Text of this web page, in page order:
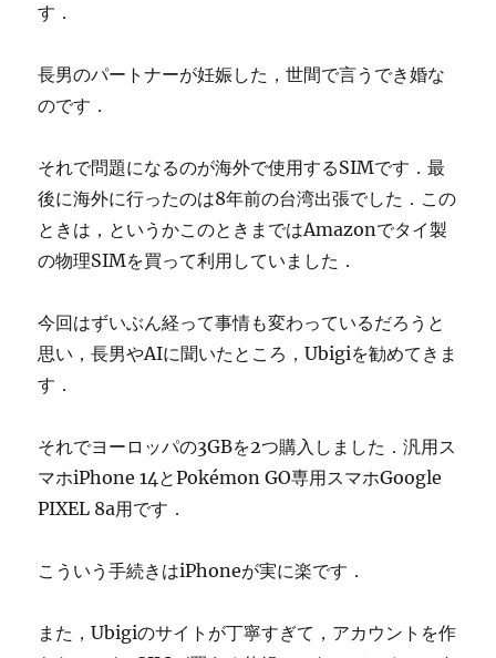
す．
長男のパートナーが妊娠した，世間で言うでき婚な
のです．
それで問題になるのが海外で使用するSIMです．最
後に海外に行ったのは8年前の台湾出張でした．この
ときは，というかこのときまではAmazonでタイ製
の物理SIMを買って利用していました．
今回はずいぶん経って事情も変わっているだろうと
思い，長男やAIに聞いたところ，Ubigiを勧めてきま
す．
それでヨーロッパの3GBを2つ購入しました．汎用ス
マホiPhone 14とPokémon GO専用スマホGoogle
PIXEL 8a用です．
こういう手続きはiPhoneが実に楽です．
また，Ubigiのサイトが丁寧すぎて，アカウントを作